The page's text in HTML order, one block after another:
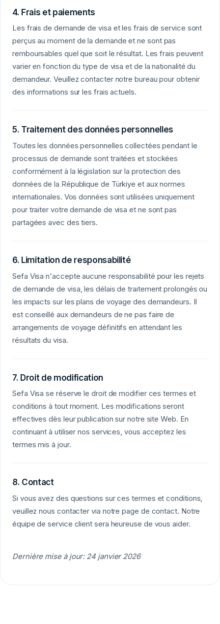
4. Frais et paiements
Les frais de demande de visa et les frais de service sont
perçus au moment de la demande et ne sont pas
remboursables quel que soit le résultat. Les frais peuvent
varier en fonction du type de visa et de la nationalité du
demandeur. Veuillez contacter notre bureau pour obtenir
des informations sur les frais actuels.
5. Traitement des données personnelles
Toutes les données personnelles collectées pendant le
processus de demande sont traitées et stockées
conformément à la législation sur la protection des
données de la République de Türkiye et aux normes
internationales. Vos données sont utilisées uniquement
pour traiter votre demande de visa et ne sont pas
partagées avec des tiers.
6. Limitation de responsabilité
Sefa Visa n'accepte aucune responsabilité pour les rejets
de demande de visa, les délais de traitement prolongés ou
les impacts sur les plans de voyage des demandeurs. Il
est conseillé aux demandeurs de ne pas faire de
arrangements de voyage définitifs en attendant les
résultats du visa.
7. Droit de modification
Sefa Visa se réserve le droit de modifier ces termes et
conditions à tout moment. Les modifications seront
effectives dès leur publication sur notre site Web. En
continuant à utiliser nos services, vous acceptez les
termes mis à jour.
8. Contact
Si vous avez des questions sur ces termes et conditions,
veuillez nous contacter via notre page de contact. Notre
équipe de service client sera heureuse de vous aider.
Dernière mise à jour: 24 janvier 2026